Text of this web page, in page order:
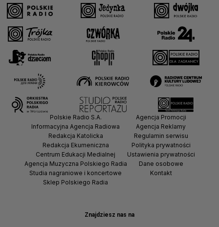
Znajdziesz nas na
Polskie Radio S.A.
Informacyjna Agencja Radiowa
Redakcja Katolicka
Redakcja Ekumeniczna
Centrum Edukacji Medialnej
Agencja Muzyczna Polskiego Radia
Studia nagraniowe i koncertowe
Sklep Polskiego Radia
Agencja Promocji
Agencja Reklamy
Regulamin serwisu
Polityka prywatności
Ustawienia prywatności
Dane osobowe
Kontakt